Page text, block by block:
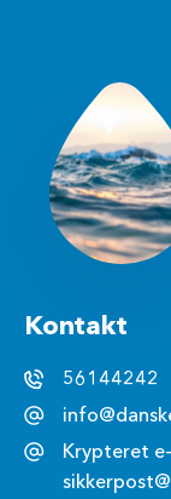
Kontakt
56144242
Krypteret